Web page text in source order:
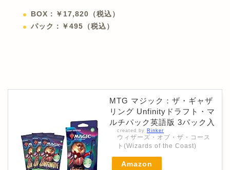
BOX：￥17,820（税込）
パック：￥495（税込）
MTG マジック：ザ・ギャザ
リング Unfinityドラフト・マ
ルチパック英語版 3パック入
created by Rinker
ウィザーズ・オブ・ザ・コース
ト(Wizards of the Coast)
Amazon